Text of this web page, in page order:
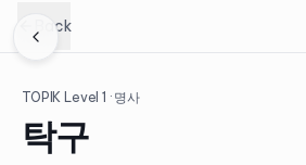
Back
TOPIK Level1 · 명사
탁구